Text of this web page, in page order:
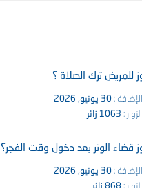
للمريض ترك الصلاة ؟
الإضافة :30 يونيو, 2026
: 1063 زائر
قضاء الوتر بعد دخول وقت الفجر؟
الإضافة :30 يونيو, 2026
:868 زائر